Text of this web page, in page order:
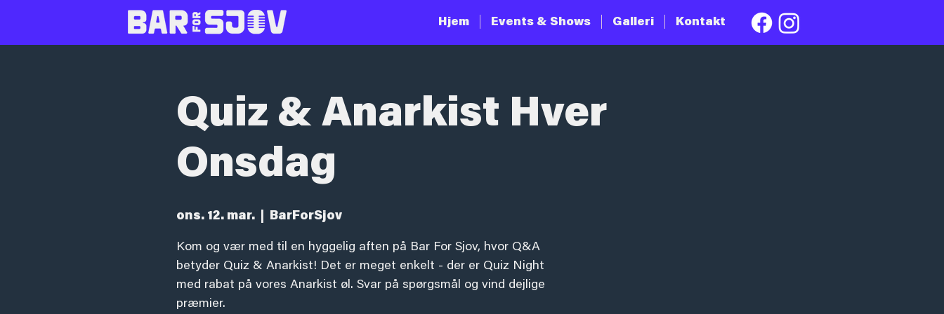
Hjem Events & Shows Galleri Kontakt
Quiz & Anarkist Hver
Onsdag
ons. 12. mar.
  |
BarForSjov
Kom og vær med til en hyggelig aften på Bar For Sjov, hvor Q&A
betyder Quiz & Anarkist! Det er meget enkelt - der er Quiz Night
med rabat på vores Anarkist øl. Svar på spørgsmål og vind dejlige
præmier.